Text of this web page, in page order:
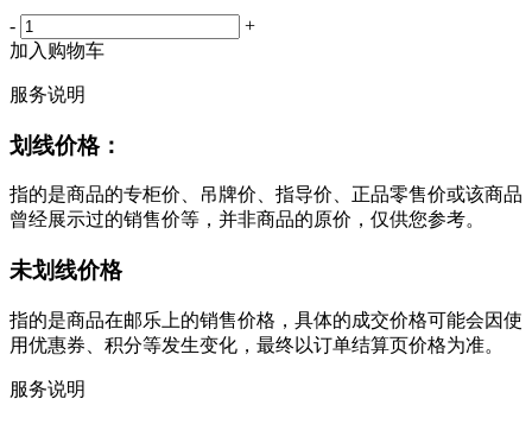
-
+
加入购物车
服务说明
划线价格：
指的是商品的专柜价、吊牌价、指导价、正品零售价或该商品
曾经展示过的销售价等，并非商品的原价，仅供您参考。
未划线价格
指的是商品在邮乐上的销售价格，具体的成交价格可能会因使
用优惠券、积分等发生变化，最终以订单结算页价格为准。
服务说明